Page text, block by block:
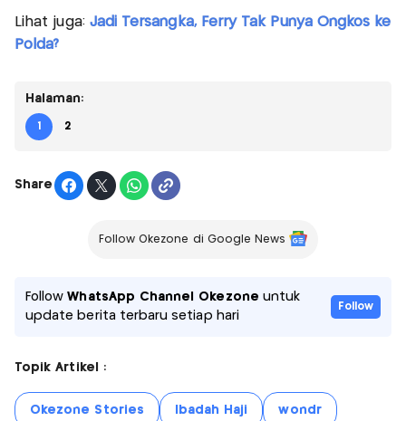
Lihat juga: Jadi Tersangka, Ferry Tak Punya Ongkos ke
Polda?
Halaman:
1 2
Share
Follow Okezone di Google News
FollowWhatsApp Channel Okezone untuk
update berita terbaru setiap hari
Follow
Topik Artikel :
Okezone Stories Ibadah Haji wondr